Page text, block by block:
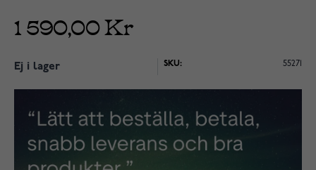
1 590,00 Kr
Ej i lager SKU: 55271